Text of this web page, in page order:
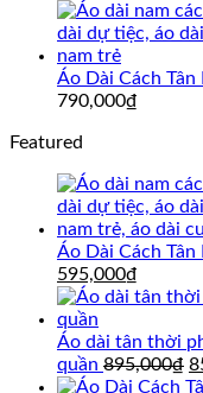
Áo Dài Cách
790,000₫
Featured
Áo Dài Cách
Giá
gốc
là:
695,000₫.
595,000₫
hiện
là:
Áo dài tân thời
quần 895,000₫